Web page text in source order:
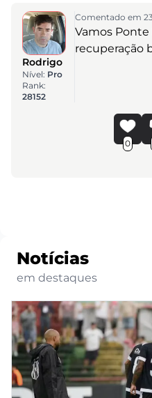
Rodrigo
Nível: Pro
Rank:
28152
Comentado em
Vamos Ponte
recuperação
0
Notícias
em destaques